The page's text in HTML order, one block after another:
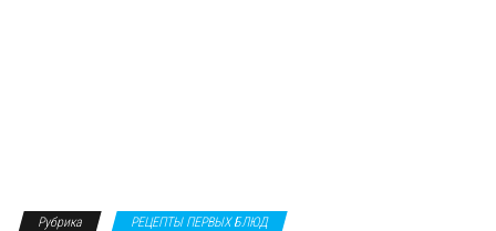
Рубрика РЕЦЕПТЫ ПЕРВЫХ БЛЮД